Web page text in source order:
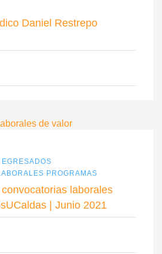
Daniel Restrepo
PROGRAMAS
laborales
| Junio 2021